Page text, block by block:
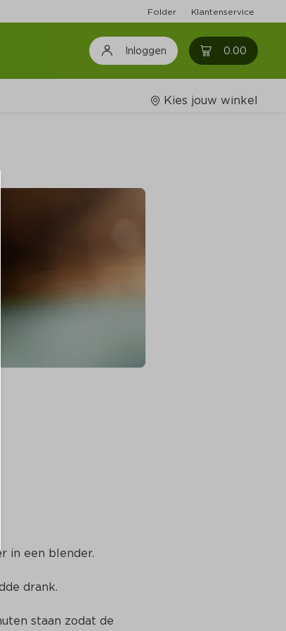
Folder Klantenservice
Inloggen 0.00 0
Kies jouw winkel
in een blender.
drank.
staan zodat de